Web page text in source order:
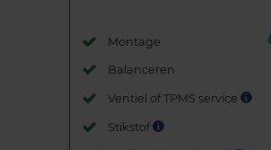
Montage
Balanceren
Ventiel of TPMS service
Stikstof